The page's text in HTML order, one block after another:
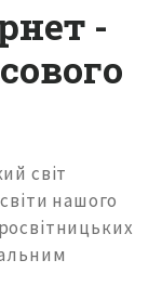
-
світ
нашого